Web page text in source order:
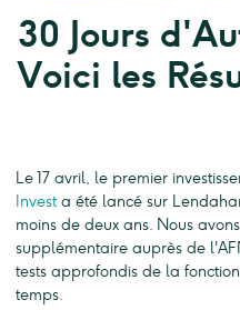
30 Jours
Voici les
Le 17 avril, le premier
Investa été lancé sur
moins de deux ans. Nous
supplémentaire auprès de
tests approfondis de la
temps.